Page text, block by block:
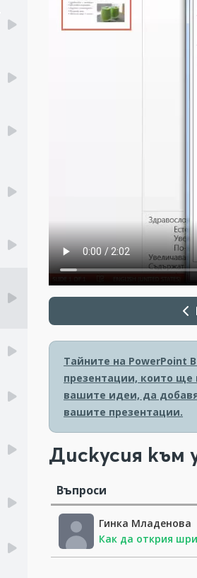
Тайните на PowerPoint
презентации, които ще
вашите идеи, да
вашите презентации.
Дискусия към
Въпроси
Гинка Младенова
Как да открия